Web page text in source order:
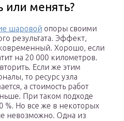
или менять?
шаровой опоры своими
результата. Эффект,
Хорошо, если
на 20 000 километров.
Если же этим
то ресурс узла
а стоимость работ
При таком подходе
%. Но все же в некоторых
невозможно. Одна из